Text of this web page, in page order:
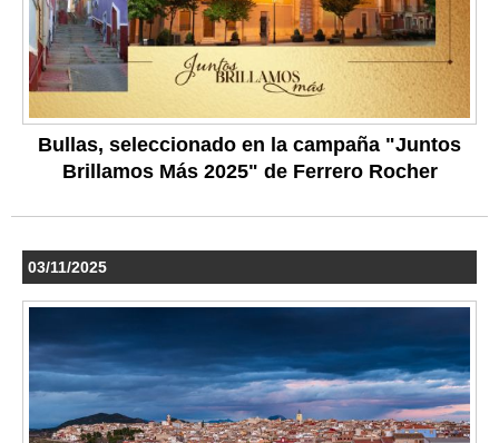
Bullas, seleccionado en la campaña "Juntos
Brillamos Más 2025" de Ferrero Rocher
03/11/2025